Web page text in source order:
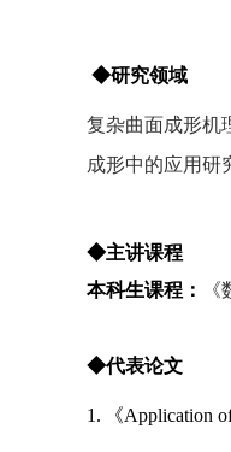
◆研究领域
复杂曲面成形机
成形中的应用研
◆主讲课程
本科生课程：
◆代表论文
1. 《Application